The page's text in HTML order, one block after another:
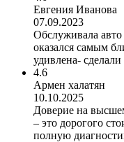
Евгения Иванова
07.09.2023
Обслуживала авто
оказался самым
удивлена-
4.6
Армен халатян
10.10.2025
Доверие на
– это дорогого
полную